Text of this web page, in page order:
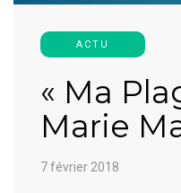
ACTU
« Ma
Marie
7 février 2018